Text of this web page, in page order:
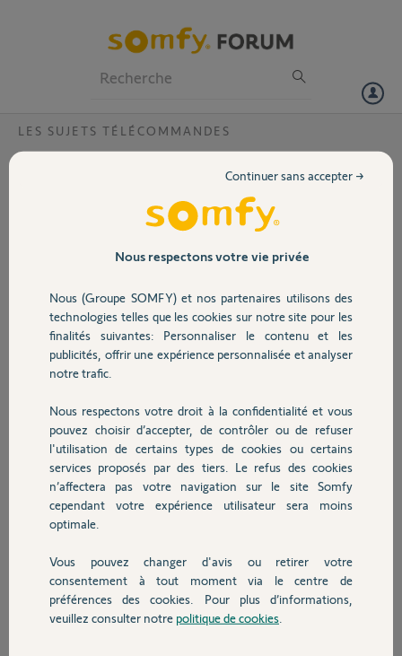
Volet
Sécurité
Domotique
Chauffage
Autres produits
Devis avec un pro
Contact
LES SUJETS TÉLÉCOMMANDES
Comment programmer une télécommande
d'une télécommande KEYGO avec un boitier éclairage étanche RTS ?
joel
il y a plus de 10 ans
Participer au fil de discussion
Bonjour Joël,
Je vous informe que la procédure de programmation est identique :
- Mettre en mode programmation le Récepteur d'éclairage en faisant un
appui de 3s seconde sur le bouton PROG
- Le voyant de la télécommande clignote, faites alors immédiatement
une impulsion sur le bouton de la télécommande qui pilotera l'éclairage
Nous respectons votre vie privée
Nous (Groupe SOMFY) et nos partenaires utilisons des
technologies telles que les cookies sur notre site pour les
finalités suivantes: Personnaliser le contenu et les
publicités, offrir une expérience personnalisée et analyser
notre trafic.
Nous respectons votre droit à la confidentialité et vous
pouvez choisir d’accepter, de contrôler ou de refuser
l'utilisation de certains types de cookies ou certains
services proposés par des tiers. Le refus des cookies
n’affectera pas votre navigation sur le site Somfy
cependant votre expérience utilisateur sera moins
optimale.
Vous pouvez changer d'avis ou retirer votre
consentement à tout moment via le centre de
préférences des cookies. Pour plus d’informations,
veuillez consulter notre politique de cookies
Continuer sans accepter →